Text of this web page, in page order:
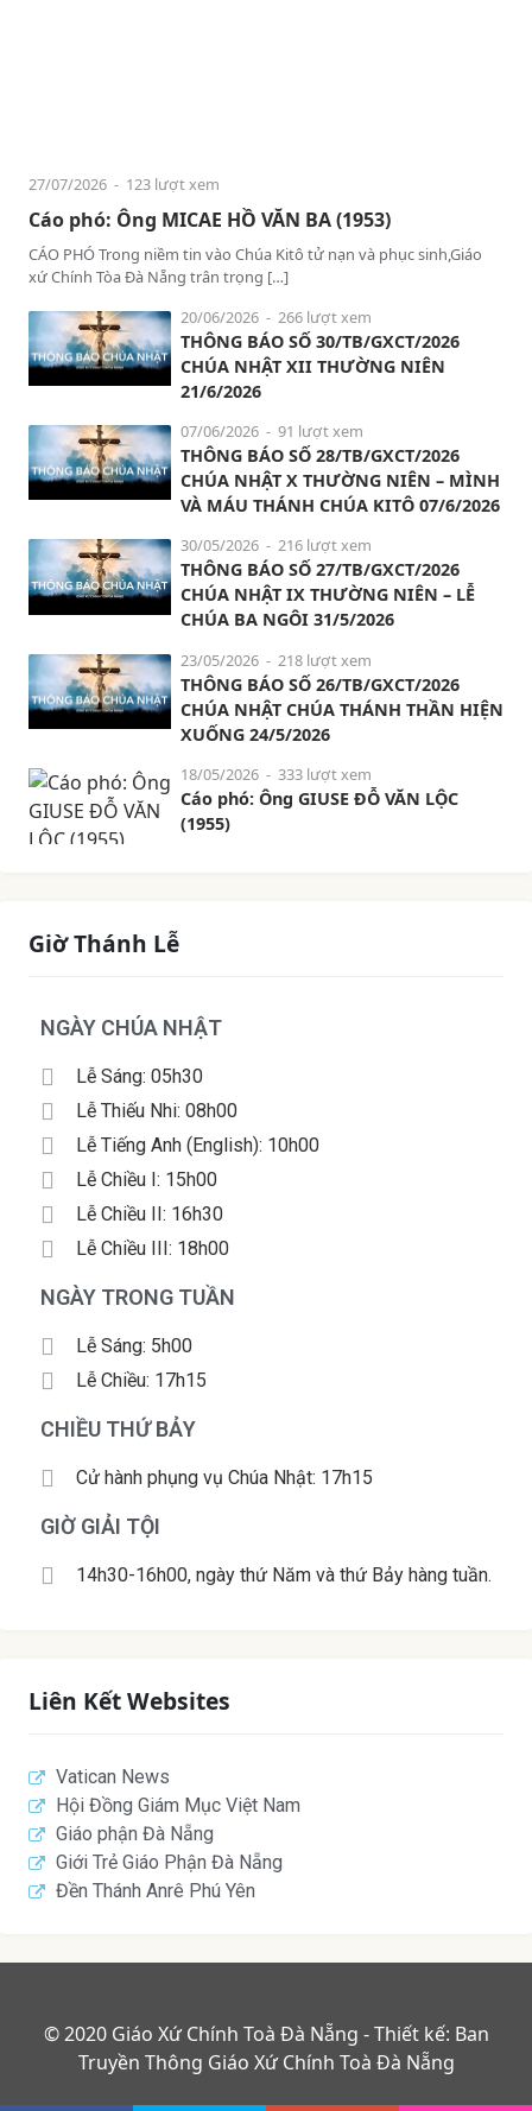
27/07/2026 - 123 lượt xem
Cáo phó: Ông MICAE HỒ VĂN BA (1953)
CÁO PHÓ Trong niềm tin vào Chúa Kitô tử nạn và phục sinh,Giáo
xứ Chính Tòa Đà Nẵng trân trọng […]
20/06/2026 - 266 lượt xem
THÔNG BÁO SỐ 30/TB/GXCT/2026
CHÚA NHẬT XII THƯỜNG NIÊN
21/6/2026
07/06/2026 - 91 lượt xem
THÔNG BÁO SỐ 28/TB/GXCT/2026
CHÚA NHẬT X THƯỜNG NIÊN – MÌNH
VÀ MÁU THÁNH CHÚA KITÔ 07/6/2026
30/05/2026 - 216 lượt xem
THÔNG BÁO SỐ 27/TB/GXCT/2026
CHÚA NHẬT IX THƯỜNG NIÊN – LỄ
CHÚA BA NGÔI 31/5/2026
23/05/2026 - 218 lượt xem
THÔNG BÁO SỐ 26/TB/GXCT/2026
CHÚA NHẬT CHÚA THÁNH THẦN HIỆN
XUỐNG 24/5/2026
18/05/2026 - 333 lượt xem
Cáo phó: Ông GIUSE ĐỖ VĂN LỘC
(1955)
Giờ Thánh Lễ
NGÀY CHÚA NHẬT
Lễ Sáng: 05h30
Lễ Thiếu Nhi: 08h00
Lễ Tiếng Anh (English): 10h00
Lễ Chiều I: 15h00
Lễ Chiều II: 16h30
Lễ Chiều III: 18h00
NGÀY TRONG TUẦN
Lễ Sáng: 5h00
Lễ Chiều: 17h15
CHIỀU THỨ BẢY
Cử hành phụng vụ Chúa Nhật: 17h15
GIỜ GIẢI TỘI
14h30-16h00, ngày thứ Năm và thứ Bảy hàng tuần.
Liên Kết Websites
Vatican News
Hội Đồng Giám Mục Việt Nam
Giáo phận Đà Nẵng
Giới Trẻ Giáo Phận Đà Nẵng
Đền Thánh Anrê Phú Yên
© 2020 Giáo Xứ Chính Toà Đà Nẵng - Thiết kế: Ban
Truyền Thông Giáo Xứ Chính Toà Đà Nẵng